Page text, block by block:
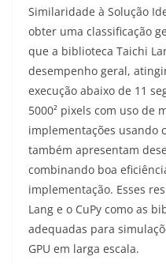
Similaridade à Solução
obter uma classificação
que a biblioteca Taichi
desempenho geral,
execução abaixo de 11
5000² pixels com uso de
implementações usando
também apresentam
combinando boa
implementação. Esses
Lang e o CuPy como as
adequadas para
GPU em larga escala.